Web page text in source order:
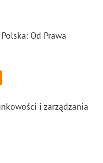
Od Prawa
i zarządzania